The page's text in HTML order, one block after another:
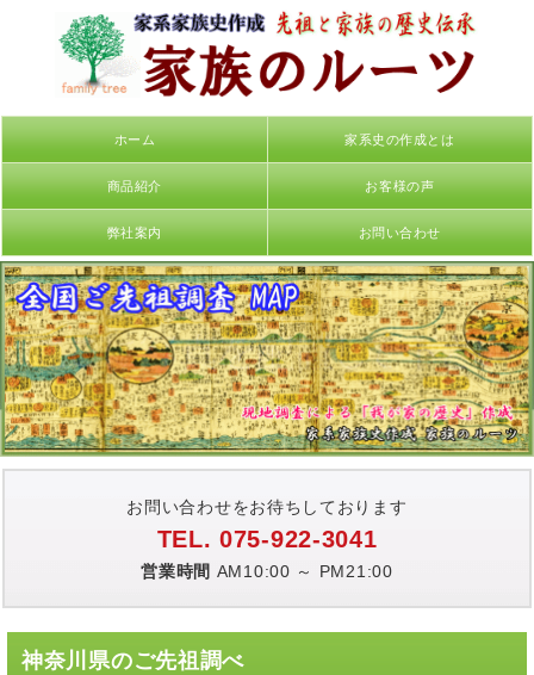
ホーム 家系史の作成とは
商品紹介 お客様の声
弊社案内 お問い合わせ
お問い合わせをお待ちしております
TEL. 075-922-3041
営業時間 AM10:00 ～ PM21:00
神奈川県のご先祖調べ